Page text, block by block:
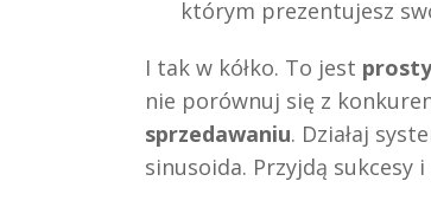
którym prezentujesz
I tak w kółko. To jest
nie porównuj się z
sprzedawaniu. Działaj
sinusoida. Przyjdą sukcesy